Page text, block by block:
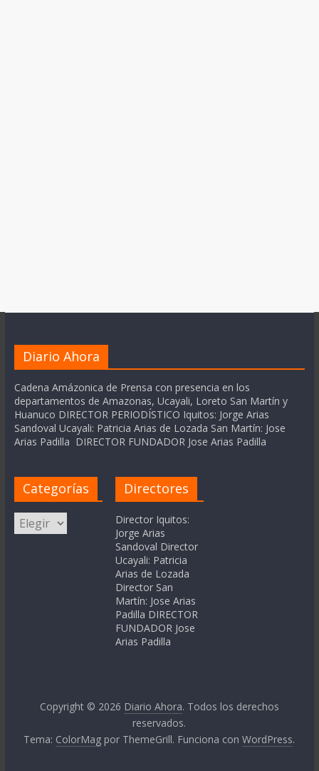
Diario Ahora
Cadena Amázonica de Prensa con presencia en los
departamentos de Amazonas, Ucayali, Loreto San Martín y
Huanuco DIRECTOR PERIODÍSTICO Iquitos: Jorge Arias
Sandoval Ucayali: Patricia Arias de Lozada San Martín: Jose
Arias Padilla DIRECTOR FUNDADOR Jose Arias Padilla
Categorías
Categorías
Directores
Director Iquitos:
Jorge Arias
Sandoval Director
Ucayali: Patricia
Arias de Lozada
Director San
Martín: Jose Arias
Padilla DIRECTOR
FUNDADOR Jose
Arias Padilla
Copyright © 2026 Diario Ahora. Todos los derechos
reservados.
Tema: ColorMag por ThemeGrill. Funciona conWordPress.